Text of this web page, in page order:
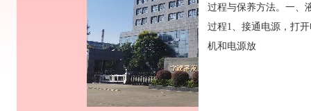
过程与保养方法。一、
过程1、接通电源，打
机和电源放